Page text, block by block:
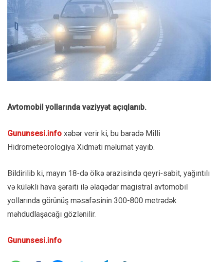
Avtomobil yollarında vəziyyət açıqlanıb.
Gununsesi.info xəbər verir ki, bu barədə Milli
Hidrometeorologiya Xidməti məlumat yayıb.
Bildirilib ki, mayın 18-də ölkə ərazisində qeyri-sabit, yağıntılı
və küləkli hava şəraiti ilə əlaqədar magistral avtomobil
yollarında görünüş məsafəsinin 300-800 metrədək
məhdudlaşacağı gözlənilir.
Gununsesi.info